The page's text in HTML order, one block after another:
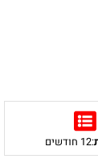
:12 חודשים